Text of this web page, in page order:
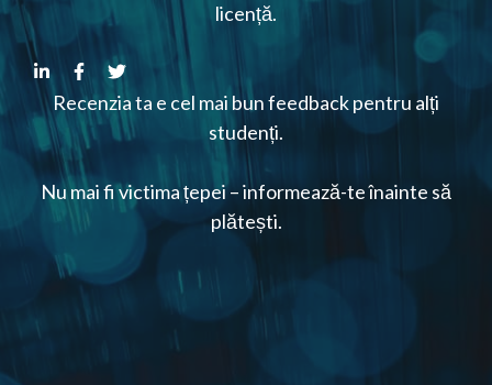
licență.
Recenzia ta e cel mai bun feedback pentru alți
studenți.
Nu mai fi victima țepei – informează-te înainte să
plătești.